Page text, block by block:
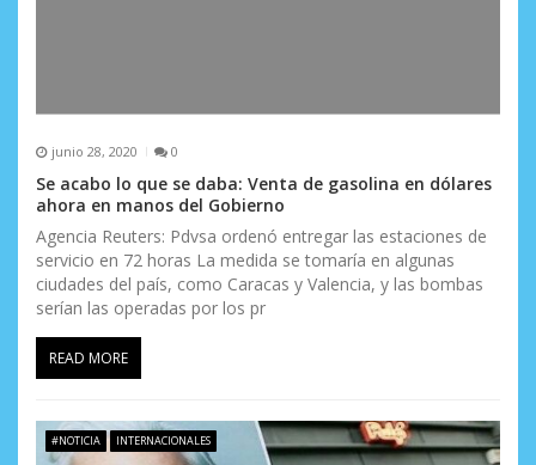
junio 28, 2020 0
Se acabo lo que se daba: Venta de gasolina en dólares
ahora en manos del Gobierno
Agencia Reuters: Pdvsa ordenó entregar las estaciones de
servicio en 72 horas La medida se tomaría en algunas
ciudades del país, como Caracas y Valencia, y las bombas
serían las operadas por los pr
READ MORE
#NOTICIA INTERNACIONALES